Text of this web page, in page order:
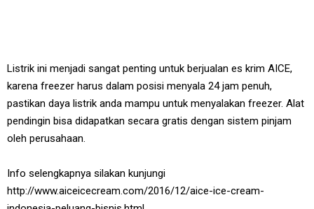
Listrik ini menjadi sangat penting untuk berjualan es krim AICE,
karena freezer harus dalam posisi menyala 24 jam penuh,
pastikan daya listrik anda mampu untuk menyalakan freezer. Alat
pendingin bisa didapatkan secara gratis dengan sistem pinjam
oleh perusahaan.
Info selengkapnya silakan kunjungi
http://www.aiceicecream.com/2016/12/aice-ice-cream-